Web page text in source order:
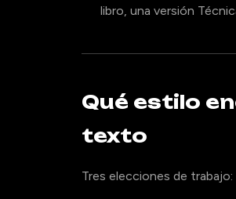
libro, una versión
Qué estilo
texto
Tres elecciones de trabajo: